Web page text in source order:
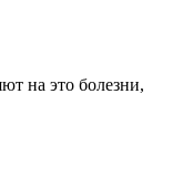
на это болезни,